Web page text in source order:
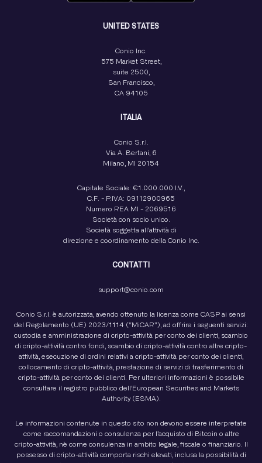
UNITED STATES
Conio Inc.
575 Market Street,
suite 2500,
San Francisco,
CA 94105
ITALIA
Conio S.r.l.
Via A. Bertani, 6
Milano, MI 20154
Capitale Sociale: €1.000.000 I.V.,
C.F. - P.IVA: 09112900965
Numero REA MI - 2069516
Società con socio unico.
Società soggetta all’attività di
direzione e coordinamento della Conio Inc.
CONTATTI
support@conio.com
Conio S.r.l. è autorizzata, avendo ottenuto la licenza come CASP ai sensi
del Regolamento (UE) 2023/1114 (“MiCAR”), ad offrire i seguenti servizi:
custodia e amministrazione di cripto-attività per conto dei clienti, scambio
di cripto-attività contro fondi, scambio di cripto-attività contro altre cripto-
attività, esecuzione di ordini relativi a cripto-attività per conto dei clienti,
collocamento di cripto-attività, prestazione di servizi di trasferimento di
cripto-attività per conto dei clienti. Per ulteriori informazioni è possibile
consultare il registro pubblico dell’European Securities and Markets
Authority (ESMA).
Le informazioni contenute in questo sito non devono essere interpretate
come raccomandazioni o consulenza per l’acquisto di Bitcoin o altre
cripto-attività, nè come consulenza in ambito legale, fiscale o finanziario. Il
possesso di cripto-attività comporta rischi elevati, inclusa la possibilità di